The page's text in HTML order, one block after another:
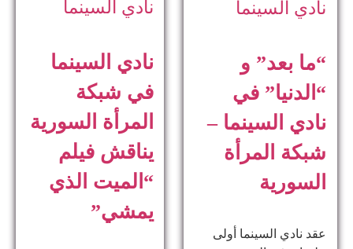
نادي السينما
“ما بعد” و
“الدنيا” في
نادي السينما –
شبكة المرأة
السورية
عقد نادي السينما أولى
نادي السينما
نادي السينما
في شبكة
المرأة السورية
يناقش فيلم
“الميت الذي
يمشي”